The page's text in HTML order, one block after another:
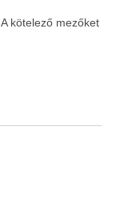
A kötelező mezőket